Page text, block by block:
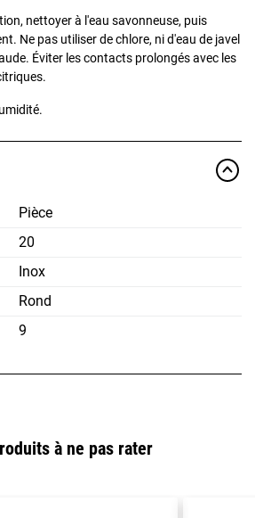
nettoyer à l'eau savonneuse, puis
Ne pas utiliser de chlore, ni d'eau de javel
Éviter les contacts prolongés avec les
Pièce
20
Inox
Rond
9
à ne pas rater